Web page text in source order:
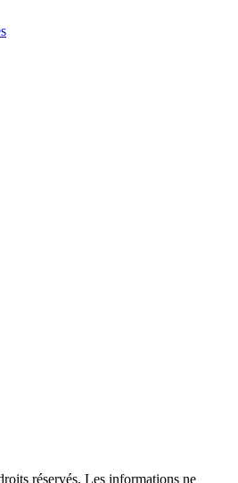
réservés. Les informations ne